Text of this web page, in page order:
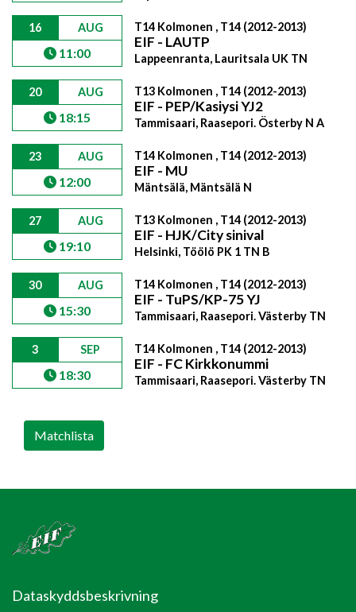
16 AUG
11:00
T14 Kolmonen , T14 (2012-2013)
EIF - LAUTP
Lappeenranta, Lauritsala UK TN
20 AUG
18:15
T13 Kolmonen , T14 (2012-2013)
EIF - PEP/Kasiysi YJ2
Tammisaari, Raasepori. Österby N A
23 AUG
12:00
T14 Kolmonen , T14 (2012-2013)
EIF - MU
Mäntsälä, Mäntsälä N
27 AUG
19:10
T13 Kolmonen , T14 (2012-2013)
EIF - HJK/City sinival
Helsinki, Töölö PK 1 TN B
30 AUG
15:30
T14 Kolmonen , T14 (2012-2013)
EIF - TuPS/KP-75 YJ
Tammisaari, Raasepori. Västerby TN
3 SEP
18:30
T14 Kolmonen , T14 (2012-2013)
EIF - FC Kirkkonummi
Tammisaari, Raasepori. Västerby TN
Matchlista
Dataskyddsbeskrivning